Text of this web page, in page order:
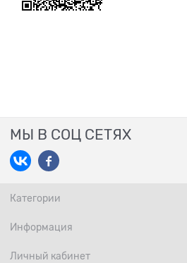
МЫ В СОЦ СЕТЯХ
Категории
Информация
Личный кабинет